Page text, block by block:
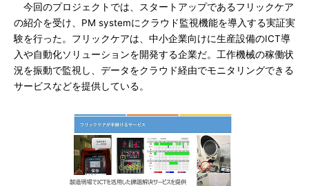
今回のプロジェクトでは、スタートアップであるフリックケア
の紹介を受け、PM systemにクラウド監視機能を導入する実証実
験を行った。フリックケアは、中小企業向けに生産設備のICT導
入や自動化ソリューションを開発する企業だ。工作機械の稼働状
況を振動で監視し、データをクラウド経由でモニタリングできる
サービスなどを提供している。